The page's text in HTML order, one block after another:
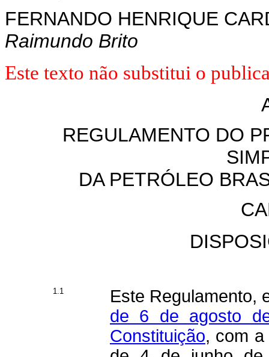
FERNANDO HENRIQUE
Raimundo Brito
Este texto não substitui o
REGULAMENTO DO
DA PETRÓLEO
1.1
Este Regulamento,
de 6 de agosto
Constituição, com a